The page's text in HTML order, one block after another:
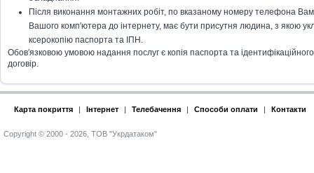
Після виконання монтажних робіт, по вказаному номеру телефона
Вашого комп′ютера до інтернету, має бути присутня людина, з якою
ксерокопію паспорта та ІПН.
Обов′язковою умовою надання послуг є копія паспорта та
договір.
Карта покриття | Інтернет | Телебачення | Способи оплати | Контакти
Copyright © 2000 - 2026, ТОВ "Укрдатаком"